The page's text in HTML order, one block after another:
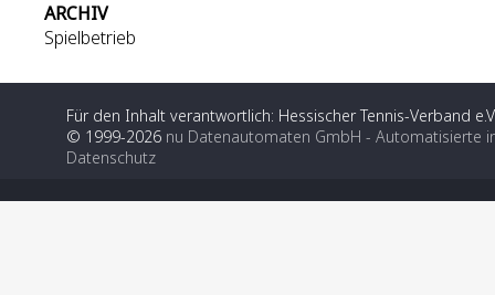
ARCHIV
Spielbetrieb
Für den Inhalt verantwortlich: Hessischer Tennis-Verband
© 1999-2026 nu Datenautomaten GmbH - Automatisierte
Datenschutz